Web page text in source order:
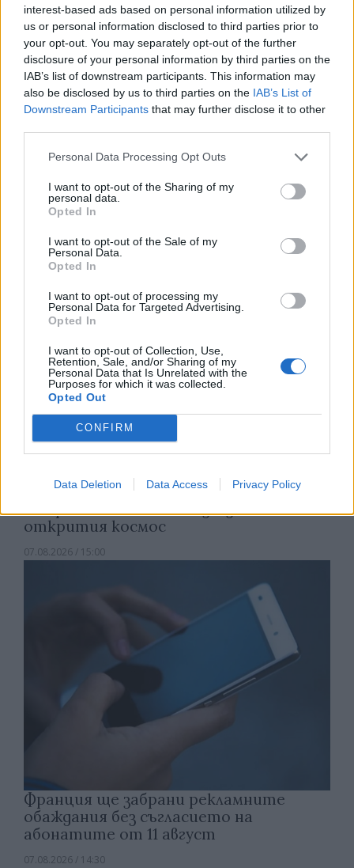
interest-based ads based on personal information utilized by
us or personal information disclosed to third parties prior to
your opt-out. You may separately opt-out of the further
disclosure of your personal information by third parties on the
IAB’s list of downstream participants. This information may
also be disclosed by us to third parties on the IAB’s List of
Downstream Participants that may further disclose it to other
Personal Data Processing Opt Outs
I want to opt-out of the Sharing of my
personal data.
Opted In
I want to opt-out of the Sale of my
Personal Data.
Opted In
I want to opt-out of processing my
Personal Data for Targeted Advertising.
Opted In
I want to opt-out of Collection, Use,
Retention, Sale, and/or Sharing of my
Personal Data that Is Unrelated with the
Purposes for which it was collected.
Opted Out
CONFIRM
Data Deletion Data Access Privacy Policy
Изкуствен интелект за първи път
създаде нови жизнеспособни вируси
07.08.2026 / 15:30
Астронавти на NASA излязоха в
открития космос
07.08.2026 / 15:00
Франция ще забрани рекламните
обаждания без съгласието на
абонатите от 11 август
07.08.2026 / 14:30